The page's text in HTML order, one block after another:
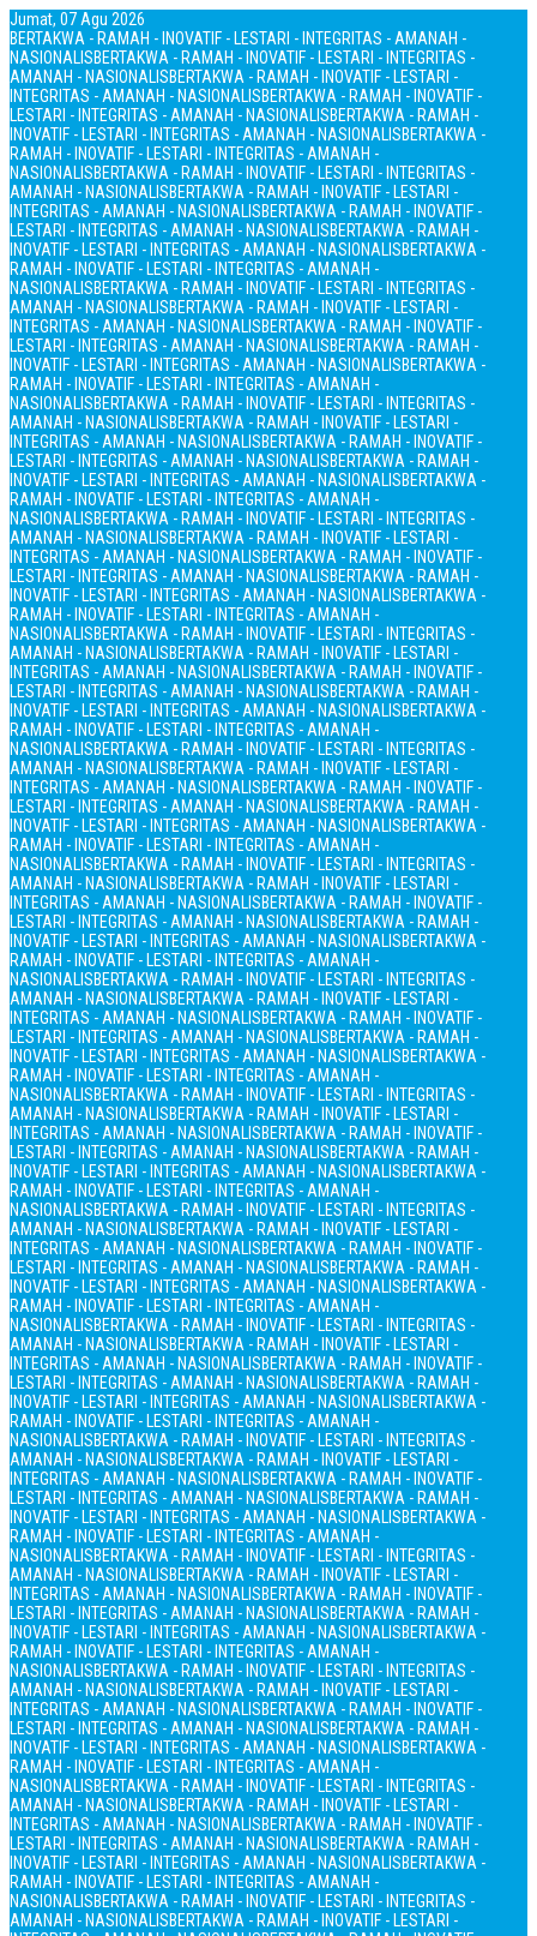
Jumat, 07 Agu 2026
BERTAKWA - RAMAH - INOVATIF - LESTARI - INTEGRITAS - AMANAH -
NASIONALISBERTAKWA - RAMAH - INOVATIF - LESTARI - INTEGRITAS -
AMANAH - NASIONALISBERTAKWA - RAMAH - INOVATIF - LESTARI -
INTEGRITAS - AMANAH - NASIONALISBERTAKWA - RAMAH - INOVATIF -
LESTARI - INTEGRITAS - AMANAH - NASIONALISBERTAKWA - RAMAH -
INOVATIF - LESTARI - INTEGRITAS - AMANAH - NASIONALISBERTAKWA -
RAMAH - INOVATIF - LESTARI - INTEGRITAS - AMANAH -
NASIONALISBERTAKWA - RAMAH - INOVATIF - LESTARI - INTEGRITAS -
AMANAH - NASIONALISBERTAKWA - RAMAH - INOVATIF - LESTARI -
INTEGRITAS - AMANAH - NASIONALISBERTAKWA - RAMAH - INOVATIF -
LESTARI - INTEGRITAS - AMANAH - NASIONALISBERTAKWA - RAMAH -
INOVATIF - LESTARI - INTEGRITAS - AMANAH - NASIONALISBERTAKWA -
RAMAH - INOVATIF - LESTARI - INTEGRITAS - AMANAH -
NASIONALISBERTAKWA - RAMAH - INOVATIF - LESTARI - INTEGRITAS -
AMANAH - NASIONALISBERTAKWA - RAMAH - INOVATIF - LESTARI -
INTEGRITAS - AMANAH - NASIONALISBERTAKWA - RAMAH - INOVATIF -
LESTARI - INTEGRITAS - AMANAH - NASIONALISBERTAKWA - RAMAH -
INOVATIF - LESTARI - INTEGRITAS - AMANAH - NASIONALISBERTAKWA -
RAMAH - INOVATIF - LESTARI - INTEGRITAS - AMANAH -
NASIONALISBERTAKWA - RAMAH - INOVATIF - LESTARI - INTEGRITAS -
AMANAH - NASIONALISBERTAKWA - RAMAH - INOVATIF - LESTARI -
INTEGRITAS - AMANAH - NASIONALISBERTAKWA - RAMAH - INOVATIF -
LESTARI - INTEGRITAS - AMANAH - NASIONALISBERTAKWA - RAMAH -
INOVATIF - LESTARI - INTEGRITAS - AMANAH - NASIONALISBERTAKWA -
RAMAH - INOVATIF - LESTARI - INTEGRITAS - AMANAH -
NASIONALISBERTAKWA - RAMAH - INOVATIF - LESTARI - INTEGRITAS -
AMANAH - NASIONALISBERTAKWA - RAMAH - INOVATIF - LESTARI -
INTEGRITAS - AMANAH - NASIONALISBERTAKWA - RAMAH - INOVATIF -
LESTARI - INTEGRITAS - AMANAH - NASIONALISBERTAKWA - RAMAH -
INOVATIF - LESTARI - INTEGRITAS - AMANAH - NASIONALISBERTAKWA -
RAMAH - INOVATIF - LESTARI - INTEGRITAS - AMANAH -
NASIONALISBERTAKWA - RAMAH - INOVATIF - LESTARI - INTEGRITAS -
AMANAH - NASIONALISBERTAKWA - RAMAH - INOVATIF - LESTARI -
INTEGRITAS - AMANAH - NASIONALISBERTAKWA - RAMAH - INOVATIF -
LESTARI - INTEGRITAS - AMANAH - NASIONALISBERTAKWA - RAMAH -
INOVATIF - LESTARI - INTEGRITAS - AMANAH - NASIONALISBERTAKWA -
RAMAH - INOVATIF - LESTARI - INTEGRITAS - AMANAH -
NASIONALISBERTAKWA - RAMAH - INOVATIF - LESTARI - INTEGRITAS -
AMANAH - NASIONALISBERTAKWA - RAMAH - INOVATIF - LESTARI -
INTEGRITAS - AMANAH - NASIONALISBERTAKWA - RAMAH - INOVATIF -
LESTARI - INTEGRITAS - AMANAH - NASIONALISBERTAKWA - RAMAH -
INOVATIF - LESTARI - INTEGRITAS - AMANAH - NASIONALISBERTAKWA -
RAMAH - INOVATIF - LESTARI - INTEGRITAS - AMANAH -
NASIONALISBERTAKWA - RAMAH - INOVATIF - LESTARI - INTEGRITAS -
AMANAH - NASIONALISBERTAKWA - RAMAH - INOVATIF - LESTARI -
INTEGRITAS - AMANAH - NASIONALISBERTAKWA - RAMAH - INOVATIF -
LESTARI - INTEGRITAS - AMANAH - NASIONALISBERTAKWA - RAMAH -
INOVATIF - LESTARI - INTEGRITAS - AMANAH - NASIONALISBERTAKWA -
RAMAH - INOVATIF - LESTARI - INTEGRITAS - AMANAH -
NASIONALISBERTAKWA - RAMAH - INOVATIF - LESTARI - INTEGRITAS -
AMANAH - NASIONALISBERTAKWA - RAMAH - INOVATIF - LESTARI -
INTEGRITAS - AMANAH - NASIONALISBERTAKWA - RAMAH - INOVATIF -
LESTARI - INTEGRITAS - AMANAH - NASIONALISBERTAKWA - RAMAH -
INOVATIF - LESTARI - INTEGRITAS - AMANAH - NASIONALISBERTAKWA -
RAMAH - INOVATIF - LESTARI - INTEGRITAS - AMANAH -
NASIONALISBERTAKWA - RAMAH - INOVATIF - LESTARI - INTEGRITAS -
AMANAH - NASIONALISBERTAKWA - RAMAH - INOVATIF - LESTARI -
INTEGRITAS - AMANAH - NASIONALISBERTAKWA - RAMAH - INOVATIF -
LESTARI - INTEGRITAS - AMANAH - NASIONALISBERTAKWA - RAMAH -
INOVATIF - LESTARI - INTEGRITAS - AMANAH - NASIONALISBERTAKWA -
RAMAH - INOVATIF - LESTARI - INTEGRITAS - AMANAH -
NASIONALISBERTAKWA - RAMAH - INOVATIF - LESTARI - INTEGRITAS -
AMANAH - NASIONALISBERTAKWA - RAMAH - INOVATIF - LESTARI -
INTEGRITAS - AMANAH - NASIONALISBERTAKWA - RAMAH - INOVATIF -
LESTARI - INTEGRITAS - AMANAH - NASIONALISBERTAKWA - RAMAH -
INOVATIF - LESTARI - INTEGRITAS - AMANAH - NASIONALISBERTAKWA -
RAMAH - INOVATIF - LESTARI - INTEGRITAS - AMANAH -
NASIONALISBERTAKWA - RAMAH - INOVATIF - LESTARI - INTEGRITAS -
AMANAH - NASIONALISBERTAKWA - RAMAH - INOVATIF - LESTARI -
INTEGRITAS - AMANAH - NASIONALISBERTAKWA - RAMAH - INOVATIF -
LESTARI - INTEGRITAS - AMANAH - NASIONALISBERTAKWA - RAMAH -
INOVATIF - LESTARI - INTEGRITAS - AMANAH - NASIONALISBERTAKWA -
RAMAH - INOVATIF - LESTARI - INTEGRITAS - AMANAH -
NASIONALISBERTAKWA - RAMAH - INOVATIF - LESTARI - INTEGRITAS -
AMANAH - NASIONALISBERTAKWA - RAMAH - INOVATIF - LESTARI -
INTEGRITAS - AMANAH - NASIONALISBERTAKWA - RAMAH - INOVATIF -
LESTARI - INTEGRITAS - AMANAH - NASIONALISBERTAKWA - RAMAH -
INOVATIF - LESTARI - INTEGRITAS - AMANAH - NASIONALISBERTAKWA -
RAMAH - INOVATIF - LESTARI - INTEGRITAS - AMANAH -
NASIONALISBERTAKWA - RAMAH - INOVATIF - LESTARI - INTEGRITAS -
AMANAH - NASIONALISBERTAKWA - RAMAH - INOVATIF - LESTARI -
INTEGRITAS - AMANAH - NASIONALISBERTAKWA - RAMAH - INOVATIF -
LESTARI - INTEGRITAS - AMANAH - NASIONALISBERTAKWA - RAMAH -
INOVATIF - LESTARI - INTEGRITAS - AMANAH - NASIONALISBERTAKWA -
RAMAH - INOVATIF - LESTARI - INTEGRITAS - AMANAH -
NASIONALISBERTAKWA - RAMAH - INOVATIF - LESTARI - INTEGRITAS -
AMANAH - NASIONALISBERTAKWA - RAMAH - INOVATIF - LESTARI -
INTEGRITAS - AMANAH - NASIONALISBERTAKWA - RAMAH - INOVATIF -
LESTARI - INTEGRITAS - AMANAH - NASIONALISBERTAKWA - RAMAH -
INOVATIF - LESTARI - INTEGRITAS - AMANAH - NASIONALISBERTAKWA -
RAMAH - INOVATIF - LESTARI - INTEGRITAS - AMANAH -
NASIONALISBERTAKWA - RAMAH - INOVATIF - LESTARI - INTEGRITAS -
AMANAH - NASIONALISBERTAKWA - RAMAH - INOVATIF - LESTARI -
INTEGRITAS - AMANAH - NASIONALISBERTAKWA - RAMAH - INOVATIF -
LESTARI - INTEGRITAS - AMANAH - NASIONALISBERTAKWA - RAMAH -
INOVATIF - LESTARI - INTEGRITAS - AMANAH - NASIONALISBERTAKWA -
RAMAH - INOVATIF - LESTARI - INTEGRITAS - AMANAH -
NASIONALISBERTAKWA - RAMAH - INOVATIF - LESTARI - INTEGRITAS -
AMANAH - NASIONALISBERTAKWA - RAMAH - INOVATIF - LESTARI -